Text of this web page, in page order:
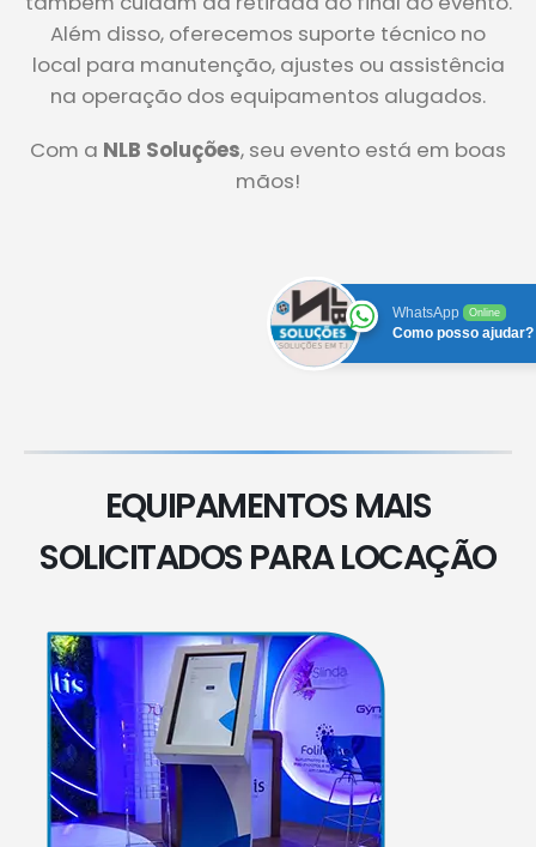
Além disso, oferecemos suporte técnico no
local para manutenção, ajustes ou assistência
na operação dos equipamentos alugados.
Com a NLB Soluções, seu evento está em boas
mãos!
WhatsApp Online
Como posso ajudar?
EQUIPAMENTOS MAIS
SOLICITADOS PARA LOCAÇÃO